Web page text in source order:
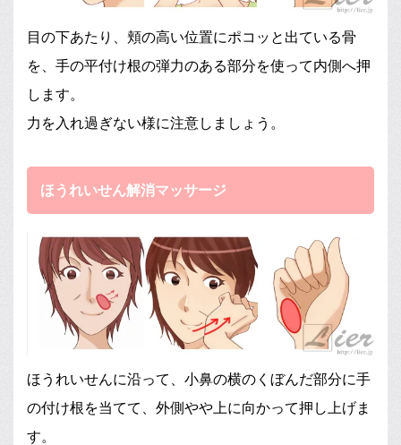
目の下あたり、頬の高い位置にポコッと出ている骨
を、手の平付け根の弾力のある部分を使って内側へ押
します。
力を入れ過ぎない様に注意しましょう。
ほうれいせん解消マッサージ
ほうれいせんに沿って、小鼻の横のくぼんだ部分に手
の付け根を当てて、外側やや上に向かって押し上げま
す。